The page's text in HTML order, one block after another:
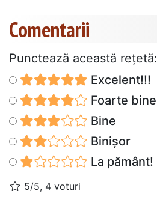
Comentarii
Punctează această reţetă:
Excelent!!!
Foarte bine
Bine
Binișor
La pământ!
5/5, 4 voturi